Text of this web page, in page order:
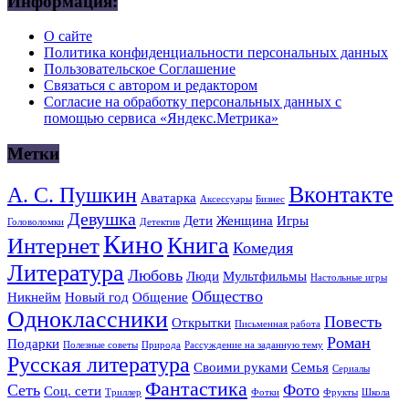
О сайте
Политика конфиденциальности персональных данных
Пользовательское Соглашение
Связаться с автором и редактором
Согласие на обработку персональных данных с
помощью сервиса «Яндекс.Метрика»
Метки
А. С. Пушкин Аватарка Аксессуары Бизнес Вконтакте
Головоломки Девушка Детектив Дети Женщина Игры
ИнтернетКиноКнига Комедия
Литература Любовь Люди Мультфильмы Настольные игры
Никнейм Новый год Общение Общество
Одноклассники Открытки Письменная работа Повесть
Подарки Полезные советы Природа Рассуждение на заданную тему Роман
Русская литература Своими руками Семья Сериалы
Сеть Соц. сети Триллер Фантастика Фотки Фото Фрукты Школа